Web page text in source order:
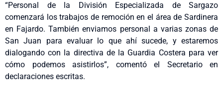
“Personal de la División Especializada de Sargazo
comenzará los trabajos de remoción en el área de Sardinera
en Fajardo. También enviamos personal a varias zonas de
San Juan para evaluar lo que ahí sucede, y estaremos
dialogando con la directiva de la Guardia Costera para ver
cómo podemos asistirlos”, comentó el Secretario en
declaraciones escritas.